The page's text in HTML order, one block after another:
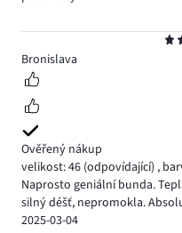
5
Bronislava
Ověřený nákup
velikost: 46 (odpovídající) ,
Naprosto geniální bunda.
silný déšť, nepromokla.
2025-03-04